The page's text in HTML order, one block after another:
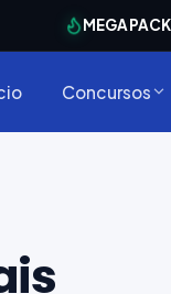
MEGA PACK
Concursos